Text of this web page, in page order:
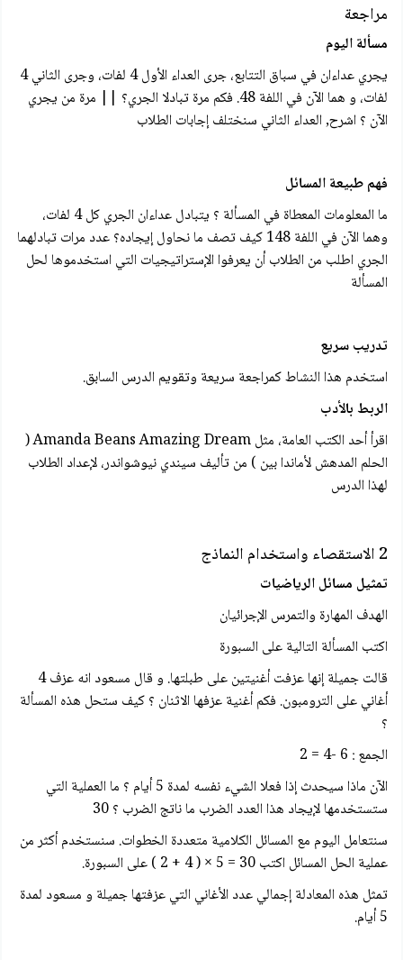
مراجعة
مسألة اليوم
يجري عداءان في سباق التتابع، جرى العداء الأول 4 لفات، وجرى الثاني 4
لفات، و هما الآن في اللفة 48. فكم مرة تبادلا الجري؟ || مرة من يجري
الآن ؟ اشرح, العداء الثاني سنختلف إجابات الطلاب
فهم طبيعة المسائل
ما المعلومات المعطاة في المسألة ؟ يتبادل عداءان الجري كل 4 لفات،
وهما الآن في اللفة 148 كيف تصف ما نحاول إيجاده؟ عدد مرات تبادلهما
الجري اطلب من الطلاب أن يعرفوا الإستراتيجيات التي استخدموها لحل
المسألة
تدريب سريع
استخدم هذا النشاط کمراجعة سريعة وتقويم الدرس السابق.
الربط بالأدب
اقرأ أحد الكتب العامة، مثل Amanda Beans Amazing Dream (
الحلم المدهش لأماندا بين ) من تأليف سيندي نیوشواندر، لإعداد الطلاب
لهذا الدرس
2 الاستقصاء واستخدام النماذج
تمثيل مسائل الرياضيات
الهدف المهارة والتمرس الإجرائیان
اكتب المسألة التالية على السبورة
قالت جميلة إنها عزفت أغنيتين على طبلتها. و قال مسعود انه عزف 4
أغاني على الترومبون. فكم أغنية عزفها الاثنان ؟ کیف ستحل هذه المسألة
؟
الجمع : 6 -4 = 2
الآن ماذا سيحدث إذا فعلا الشيء نفسه لمدة 5 أيام ؟ ما العملية التي
ستستخدمها لإيجاد هذا العدد الضرب ما ناتج الضرب ؟ 30
سنتعامل اليوم مع المسائل الكلامية متعددة الخطوات. سنستخدم أكثر من
عملية الحل المسائل اكتب 30 = 5 × ( 4 + 2 ) على السبورة.
تمثل هذه المعادلة إجمالي عدد الأغاني التي عزفتها جميلة و مسعود لمدة
5 أيام.